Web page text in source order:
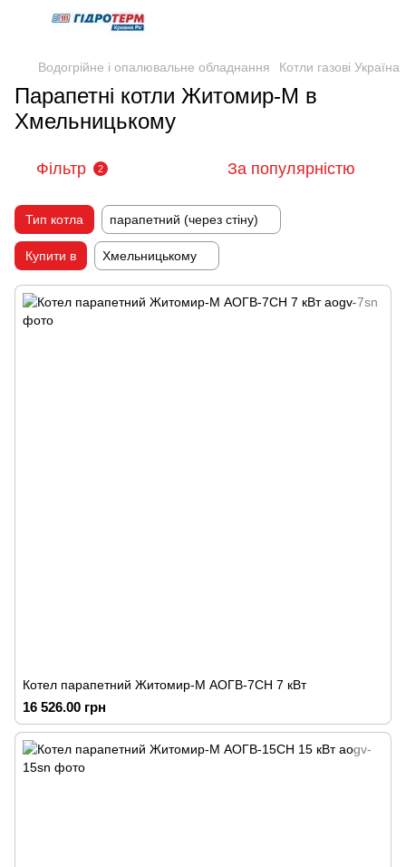
Водогрійне і опалювальне обладнання Котли газові Україна
Парапетні котли Житомир-М в
Хмельницькому
Фільтр 2 За популярністю
Тип котла парапетний (через стіну)
Купити в Хмельницькому
Котел парапетний Житомир-М АОГВ-7СН 7 кВт
16 526.00 грн